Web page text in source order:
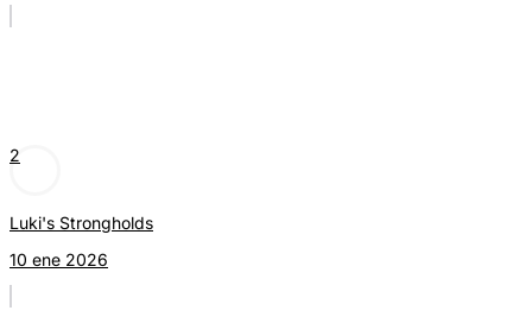
2
Luki's Strongholds
10 ene 2026